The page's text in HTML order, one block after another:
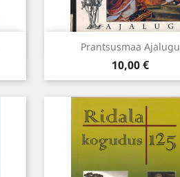
Prantsusmaa Ajalugu
Hind
10,00 €
Kiirvaade